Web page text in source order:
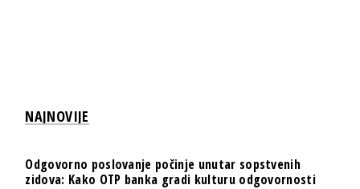
NAJNOVIJE
Odgovorno poslovanje počinje unutar sopstvenih
zidova: Kako OTP banka gradi kulturu odgovornosti